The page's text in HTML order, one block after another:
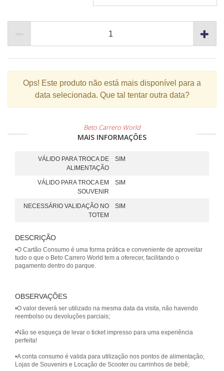
Ops! Este produto não está mais disponível para a
data selecionada. Que tal tentar outra data?
Beto Carrero World
MAIS INFORMAÇÕES
VÁLIDO PARA TROCA DE
ALIMENTAÇÃO
SIM
VÁLIDO PARA TROCA EM
SOUVENIR
SIM
NECESSÁRIO VALIDAÇÃO NO
TOTEM
SIM
DESCRIÇÃO
•O Cartão Consumo é uma forma prática e conveniente de aproveitar
tudo o que o Beto Carrero World tem a oferecer, facilitando o
pagamento dentro do parque.
OBSERVAÇÕES
•O valor deverá ser utilizado na mesma data da visita, não havendo
reembolso ou devoluções parciais;
•Não se esqueça de levar o ticket impresso para uma experiência
perfeita!
•A conta consumo é valida para utilização nos pontos de alimentação,
Lojas de Souvenirs e Locação de Scooter ou carrinhos de bebê;